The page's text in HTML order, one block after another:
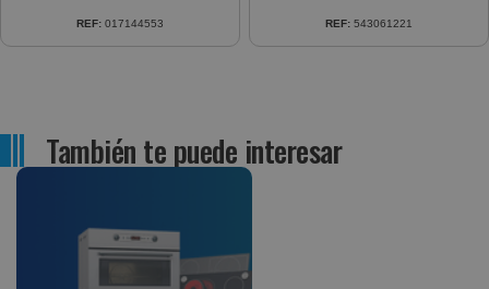
REF: 017144553 REF: 543061221
También te puede interesar